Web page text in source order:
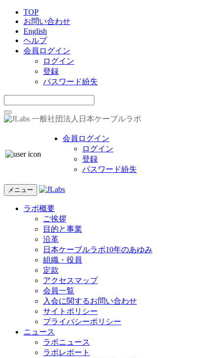
TOP
お問い合わせ
English
ヘルプ
会員ログイン
ログイン
登録
パスワード紛失
一般社団法人日本ケーブルラボ
会員ログイン
ログイン
登録
パスワード紛失
メニュー
ラボ概要
ご挨拶
目的と事業
沿革
日本ケーブルラボ10年のあゆみ
組織・役員
定款
アクセスマップ
会員一覧
入会に関するお問い合わせ
サイトポリシー
プライバシーポリシー
ニュース
ラボニュース
ラボレポート